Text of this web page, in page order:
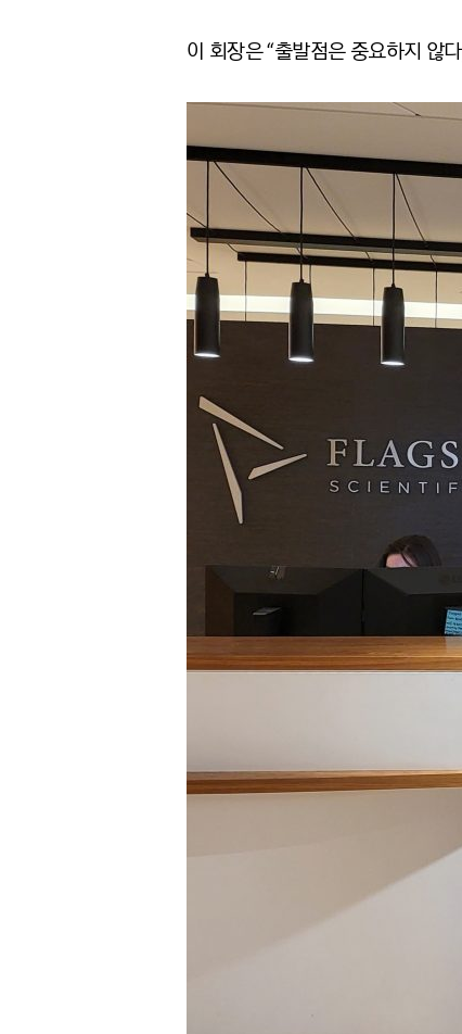
이 회장은 “출발점은 중요하지 않